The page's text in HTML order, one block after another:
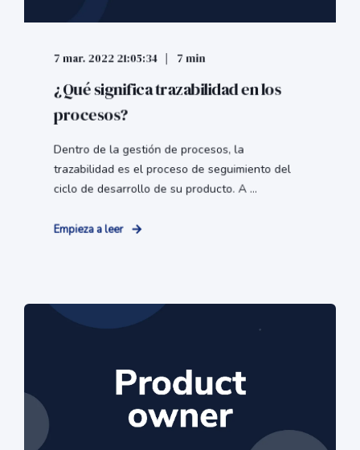
7 mar. 2022 21:05:34 7 min
¿Qué significa trazabilidad en los
procesos?
Dentro de la gestión de procesos, la
trazabilidad es el proceso de seguimiento del
ciclo de desarrollo de su producto. A ...
Empieza a leer